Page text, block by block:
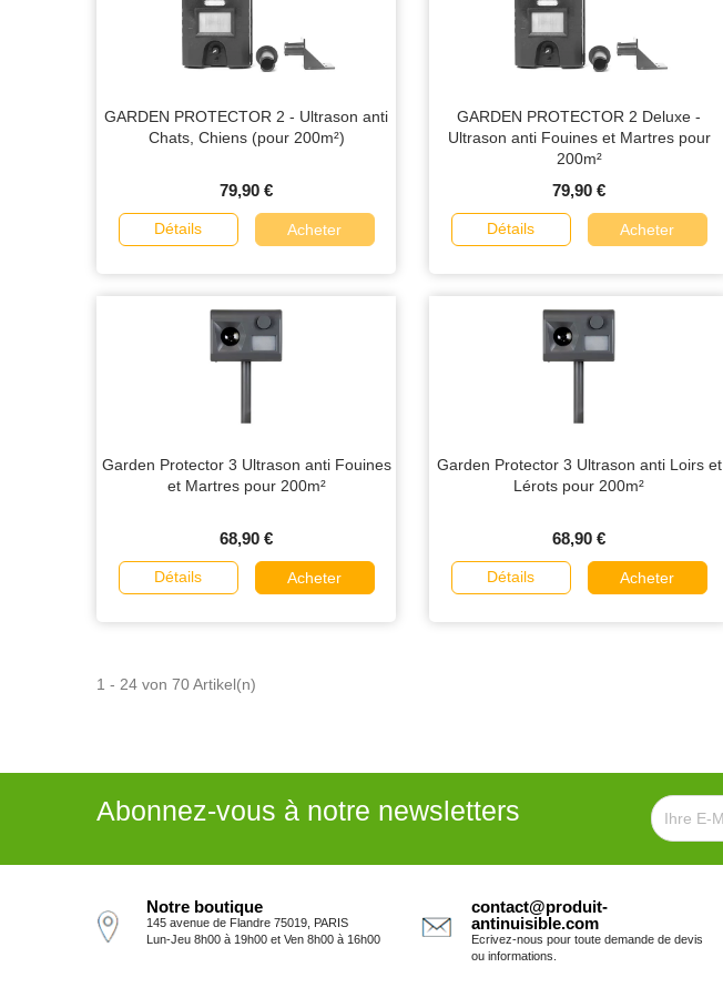
GARDEN PROTECTOR 2 - Ultrason anti
Chats, Chiens (pour 200m²)
79,90 €
Détails Acheter
GARDEN PROTECTOR 2 Deluxe -
Ultrason anti Fouines et Martres pour
200m²
79,90 €
Détails Acheter
Garden Protector 3 Ultrason anti Fouines
et Martres pour 200m²
68,90 €
Détails Acheter
Garden Protector 3 Ultrason anti Loirs et
Lérots pour 200m²
68,90 €
Détails Acheter
1 - 24 von 70 Artikel(n)
Abonnez-vous à notre newsletters
Notre boutique
145 avenue de Flandre 75019, PARIS
Lun-Jeu 8h00 à 19h00 et Ven 8h00 à 16h00
contact@produit-
antinuisible.com
Ecrivez-nous pour toute demande de devis
ou informations.